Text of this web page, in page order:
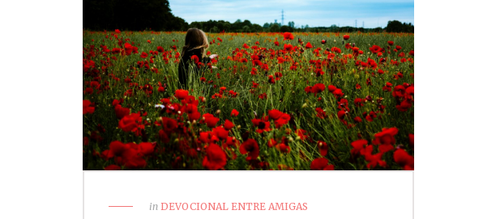
in DEVOCIONAL ENTRE AMIGAS